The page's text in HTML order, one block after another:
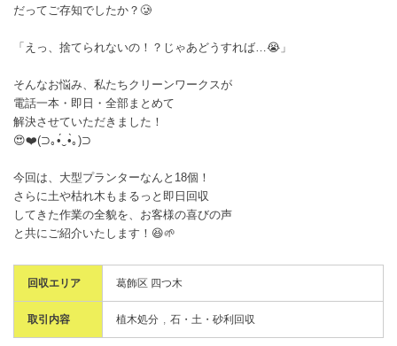
だってご存知でしたか？🥲
「えっ、捨てられないの！？じゃあどうすれば…😭」
そんなお悩み、私たちクリーンワークスが
電話一本・即日・全部まとめて
解決させていただきました！
😍❤️(⁠⊃⁠｡⁠•́⁠‿⁠•̀⁠｡⁠)⁠⊃
今回は、大型プランターなんと18個！
さらに土や枯れ木もまるっと即日回収
してきた作業の全貌を、お客様の喜びの声
と共にご紹介いたします！😆🌱
回収エリア 葛飾区 四つ木
取引内容 植木処分 石・土・砂利回収